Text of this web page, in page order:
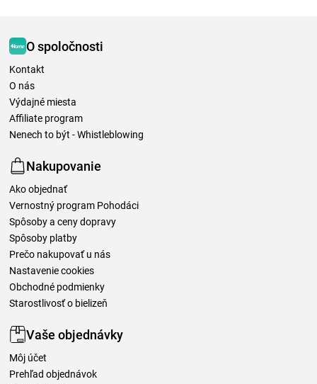
O spoločnosti
Kontakt
O nás
Výdajné miesta
Affiliate program
Nenech to být - Whistleblowing
Nakupovanie
Ako objednať
Vernostný program Pohodáci
Spôsoby a ceny dopravy
Spôsoby platby
Prečo nakupovať u nás
Nastavenie cookies
Obchodné podmienky
Starostlivosť o bielizeň
Vaše objednávky
Môj účet
Prehľad objednávok